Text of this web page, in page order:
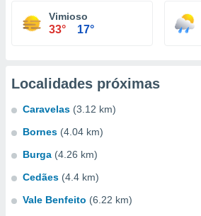
Vimioso
33° 17°
Localidades próximas
Caravelas (3.12 km)
Bornes (4.04 km)
Burga (4.26 km)
Cedães (4.4 km)
Vale Benfeito (6.22 km)